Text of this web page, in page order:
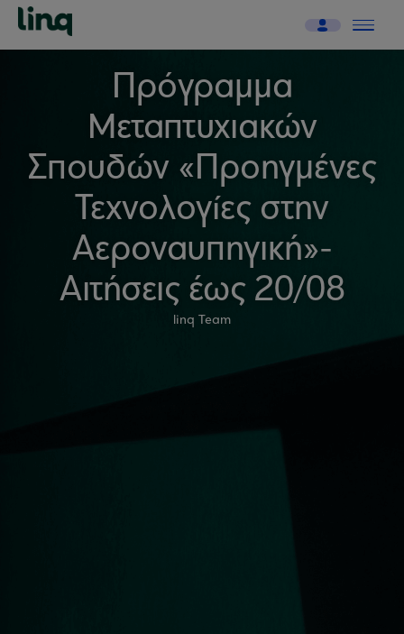
Πρόγραμμα
Μεταπτυχιακών
Σπουδών «Προηγμένες
Τεχνολογίες στην
Αεροναυπηγική»-
Αιτήσεις έως 20/08
linq Team